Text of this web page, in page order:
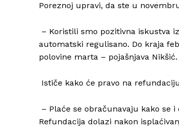
Poreznoj upravi, da ste u
– Koristili smo pozitivna iskustva
automatski regulisano. Do kraja
polovine marta – pojašnjava Nikšić.
Ističe kako će pravo na
– Plaće se obračunavaju kako se
Refundacija dolazi nakon